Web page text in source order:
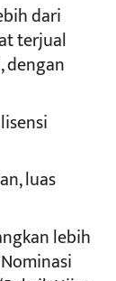
dari
terjual
dengan
luas
lebih